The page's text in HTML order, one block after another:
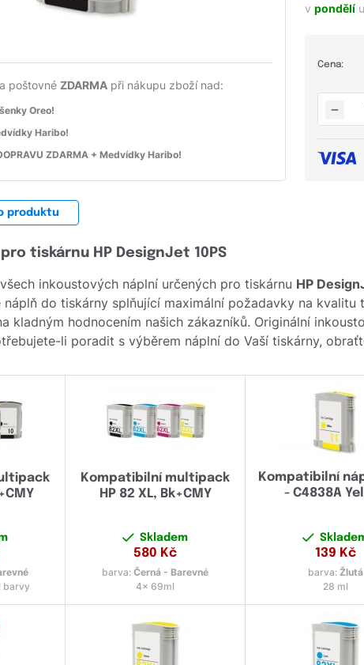
a poštovné ZDARMA při nákupu zboží nad:
Oreo!
Haribo!
ZDARMA + Medvídky Haribo!
vpondělí
Cena:
produktu
tiskárnu HP DesignJet 10PS
inkoustových náplní určených pro tiskárnu HP
do tiskárny splňující maximální požadavky na
kladným hodnocením našich zákazníků. Originální
li poradit s výběrem náplní do Vaší tiskárny,
barvy
Kompatibilní multipack
HP 82 XL, Bk+CMY
Skladem
580 Kč
barva:Černá - Barevné
4x 69ml
Kompatibilní
- C4838A
139 Kč
barva: Žlutá
28 ml